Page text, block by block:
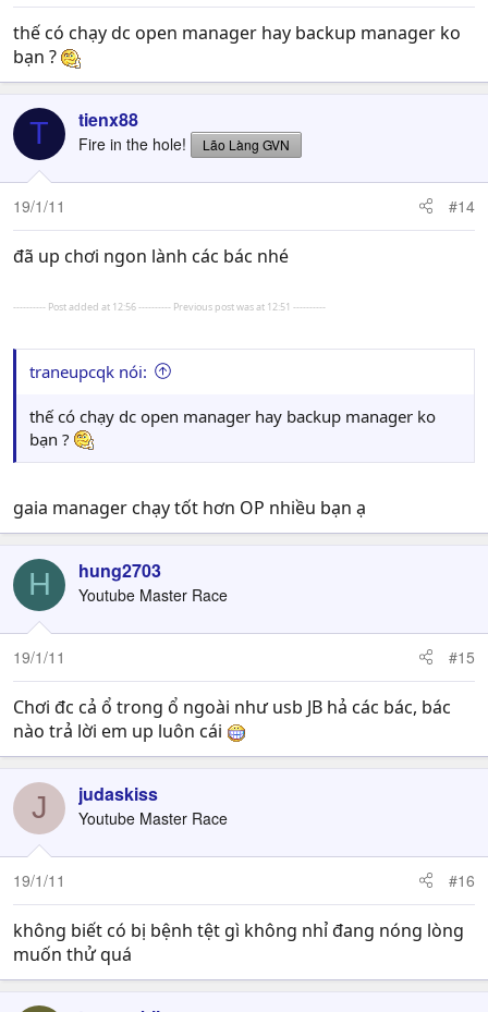
thế có chạy dc open manager hay backup manager ko
bạn ?
T tienx88
Fire in the hole! Lão Làng GVN
19/1/11 #14
đã up chơi ngon lành các bác nhé
---------- Post added at 12:56 ---------- Previous post was at 12:51 ----------
traneupcqk nói:
thế có chạy dc open manager hay backup manager ko
bạn ?
gaia manager chạy tốt hơn OP nhiều bạn ạ
H hung2703
Youtube Master Race
19/1/11 #15
Chơi đc cả ổ trong ổ ngoài như usb JB hả các bác, bác
nào trả lời em up luôn cái
J judaskiss
Youtube Master Race
19/1/11 #16
không biết có bị bệnh tệt gì không nhỉ đang nóng lòng
muốn thử quá